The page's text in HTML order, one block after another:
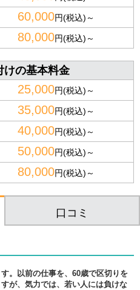
60,000円(税込)～
80,000円(税込)～
けの基本料金
25,000円(税込)～
35,000円(税込)～
40,000円(税込)～
50,000円(税込)～
80,000円(税込)～
口コミ
。以前の仕事を、60歳で区切りを
が、気力では、若い人には負けな